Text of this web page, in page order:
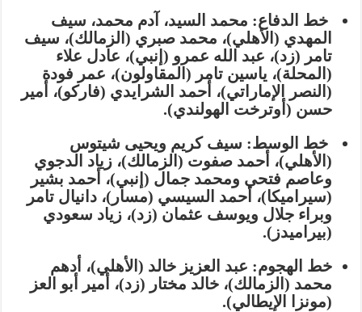
خط الدفاع: محمد السيد، آدم محمد، سيف
المهدي (الأهلي)، محمد صبري (الزمالك)، سيف
تامر (زد)، عبد الله عمرو (إنبي)، عادل علاء
(المحلة)، ياسين تامر (المقاولون)، عمر فودة
(النصر الإماراتي)، أحمد الشرايدي (فاركو)،
أمير
حسن (أوترخت الهولندي).
خط الوسط: سيف كريم ويحيى شيتوس
(الأهلي)، أحمد صفوت (الزمالك)، زياد الدجوي
وعاصم فتحي ومحمد جمال (إنبي)، أحمد بشير
(سيراميكا)، أحمد السيسي (مسار)، دانيال تامر
وبراء جلال ويوسف عثمان (زد)، زياد سعودي
(بيراميدز).
خط الهجوم: عبد العزيز خالد (الأهلي)، أدهم
محمد (الزمالك)، خالد مختار (زد)،
أمير أبو العز
(مونزا الإيطالي).